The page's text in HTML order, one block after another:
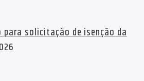
para solicitação de isenção da